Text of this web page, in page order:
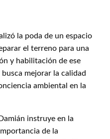
la poda de un espacio
el terreno para una
y habilitación de ese
mejorar la calidad
ambiental en la
instruye en la
de la